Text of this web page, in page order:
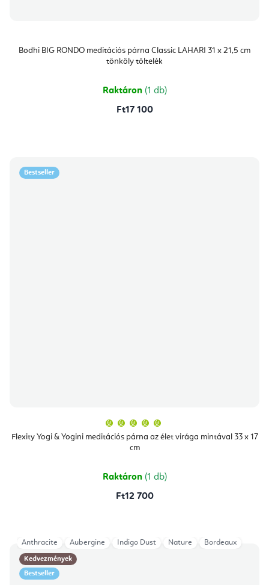
Bodhi BIG RONDO meditációs párna Classic LAHARI 31 x 21,5 cm
tönköly töltelék
Raktáron (1 db)
Ft17 100
Bestseller
Flexity Yogi & Yogini meditációs párna az élet virága mintával 33 x 17
cm
átlagos
értékelése
csillag.
Raktáron (1 db)
Ft12 700
Kedvezmények
Bestseller
Anthracite Aubergine Indigo Dust Nature Bordeaux